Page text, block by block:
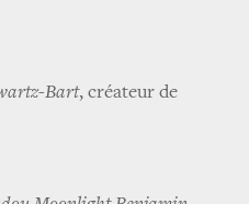
Bart, créateur de